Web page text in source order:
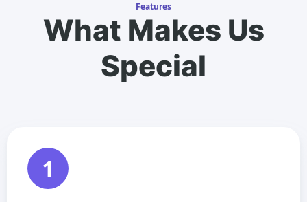
Features
What Makes Us
Special
1